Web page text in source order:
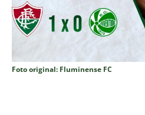
Foto original: Fluminense FC